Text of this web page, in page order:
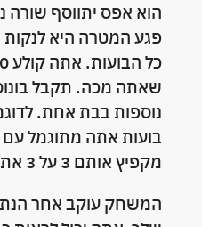
הוא אפס יתווסף שורה
פגע המטרה היא
שאתה מכה. תקבל
מקפיץ אותם 3 על 3 אתה מקבל רק 60 נקודות.
המשחק עוקב אחר